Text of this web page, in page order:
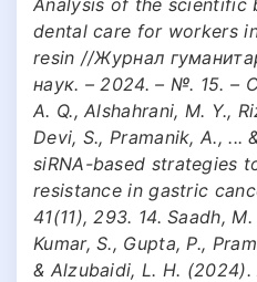
dental care for workers
resin //Журнал
наук. – 2024. – №. 15. –
A. Q., Alshahrani, M. Y.,
Devi, S., Pramanik, A., ...
siRNA-based strategies
resistance in gastric
41(11), 293. 14. Saadh,
Kumar, S., Gupta, P.,
& Alzubaidi, L. H.